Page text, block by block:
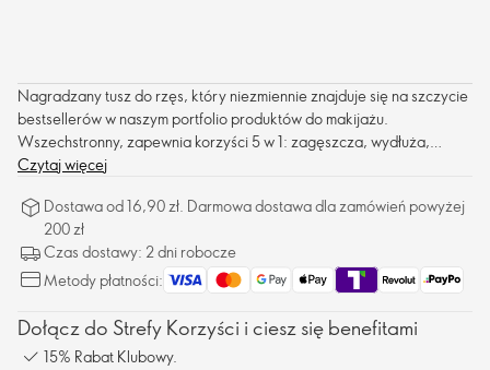
Nagradzany tusz do rzęs, który niezmiennie znajduje się na szczycie
bestsellerów w naszym portfolio produktów do makijażu.
Wszechstronny, zapewnia korzyści 5 w 1: zagęszcza, wydłuża,
podkręca, rozdziela i zapewnia pielęgnację rzęs. Teraz w edycji
Czytaj więcej
Dostawa od 16,90 zł. Darmowa dostawa dla zamówień powyżej
200 zł
Czas dostawy: 2 dni robocze
Metody płatności:
Dołącz do Strefy Korzyści i ciesz się benefitami
15% Rabat Klubowy.